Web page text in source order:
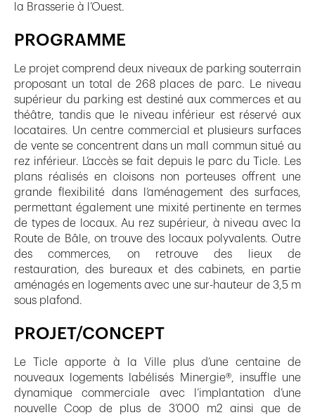
la Brasserie à l’Ouest.
PROGRAMME
Le projet comprend deux niveaux de parking souterrain
proposant un total de 268 places de parc. Le niveau
supérieur du parking est destiné aux commerces et au
théâtre, tandis que le niveau inférieur est réservé aux
locataires. Un centre commercial et plusieurs surfaces
de vente se concentrent dans un mall commun situé au
rez inférieur. L’accès se fait depuis le parc du Ticle. Les
plans réalisés en cloisons non porteuses offrent une
grande flexibilité dans l‘aménagement des surfaces,
permettant également une mixité pertinente en termes
de types de locaux. Au rez supérieur, à niveau avec la
Route de Bâle, on trouve des locaux polyvalents. Outre
des commerces, on retrouve des lieux de
restauration, des bureaux et des cabinets, en partie
aménagés en logements avec une sur-hauteur de 3,5 m
sous plafond.
PROJET/CONCEPT
Le Ticle apporte à la Ville plus d’une centaine de
nouveaux logements labélisés Minergie®, insuffle une
dynamique commerciale avec l’implantation d’une
nouvelle Coop de plus de 3’000 m2 ainsi que de